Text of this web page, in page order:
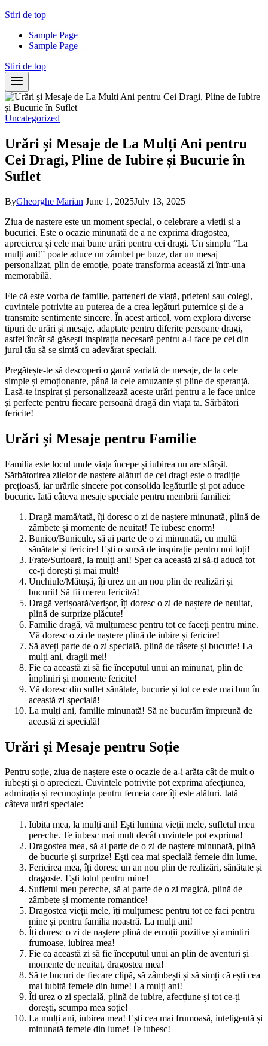
Skip
content
Stiri de top
Sample Page
Sample Page
Stiri de top
Uncategorized
Urări și Mesaje de La Mulți Ani pentru
Cei Dragi, Pline de Iubire și Bucurie în
Suflet
ByGheorghe Marian June 1, 2025July 13, 2025
Ziua de naștere este un moment special, o celebrare a vieții și a
bucuriei. Este o ocazie minunată de a ne exprima dragostea,
aprecierea și cele mai bune urări pentru cei dragi. Un simplu “La
mulți ani!” poate aduce un zâmbet pe buze, dar un mesaj
personalizat, plin de emoție, poate transforma această zi într-una
memorabilă.
Fie că este vorba de familie, parteneri de viață, prieteni sau colegi,
cuvintele potrivite au puterea de a crea legături puternice și de a
transmite sentimente sincere. În acest articol, vom explora diverse
tipuri de urări și mesaje, adaptate pentru diferite persoane dragi,
astfel încât să găsești inspirația necesară pentru a-i face pe cei din
jurul tău să se simtă cu adevărat speciali.
Pregătește-te să descoperi o gamă variată de mesaje, de la cele
simple și emoționante, până la cele amuzante și pline de speranță.
Lasă-te inspirat și personalizează aceste urări pentru a le face unice
și perfecte pentru fiecare persoană dragă din viața ta. Sărbători
fericite!
Urări și Mesaje pentru Familie
Familia este locul unde viața începe și iubirea nu are sfârșit.
Sărbătorirea zilelor de naștere alături de cei dragi este o tradiție
prețioasă, iar urările sincere pot consolida legăturile și pot aduce
bucurie. Iată câteva mesaje speciale pentru membrii familiei:
Dragă mamă/tată, îți doresc o zi de naștere minunată, plină de
zâmbete și momente de neuitat! Te iubesc enorm!
Bunico/Bunicule, să ai parte de o zi minunată, cu multă
sănătate și fericire! Ești o sursă de inspirație pentru noi toți!
Frate/Surioară, la mulți ani! Sper ca această zi să-ți aducă tot
ce-ți dorești și mai mult!
Unchiule/Mătușă, îți urez un an nou plin de realizări și
bucurii! Să fii mereu fericit/ă!
Dragă verișoară/verișor, îți doresc o zi de naștere de neuitat,
plină de surprize plăcute!
Familie dragă, vă mulțumesc pentru tot ce faceți pentru mine.
Vă doresc o zi de naștere plină de iubire și fericire!
Să aveți parte de o zi specială, plină de râsete și bucurie! La
mulți ani, dragii mei!
Fie ca această zi să fie începutul unui an minunat, plin de
împliniri și momente fericite!
Vă doresc din suflet sănătate, bucurie și tot ce este mai bun în
această zi specială!
La mulți ani, familie minunată! Să ne bucurăm împreună de
această zi specială!
Urări și Mesaje pentru Soție
Pentru soție, ziua de naștere este o ocazie de a-i arăta cât de mult o
iubești și o apreciezi. Cuvintele potrivite pot exprima afecțiunea,
admirația și recunoștința pentru femeia care îți este alături. Iată
câteva urări speciale:
Iubita mea, la mulți ani! Ești lumina vieții mele, sufletul meu
pereche. Te iubesc mai mult decât cuvintele pot exprima!
Dragostea mea, să ai parte de o zi de naștere minunată, plină
de bucurie și surprize! Ești cea mai specială femeie din lume.
Fericirea mea, îți doresc un an nou plin de realizări, sănătate și
dragoste. Ești totul pentru mine!
Sufletul meu pereche, să ai parte de o zi magică, plină de
zâmbete și momente romantice!
Dragostea vieții mele, îți mulțumesc pentru tot ce faci pentru
mine și pentru familia noastră. La mulți ani!
Îți doresc o zi de naștere plină de emoții pozitive și amintiri
frumoase, iubirea mea!
Fie ca această zi să fie începutul unui an plin de aventuri și
momente de neuitat, dragostea mea!
Să te bucuri de fiecare clipă, să zâmbești și să simți că ești cea
mai iubită femeie din lume! La mulți ani!
Îți urez o zi specială, plină de iubire, afecțiune și tot ce-ți
dorești, scumpa mea soție!
La mulți ani, iubirea mea! Ești cea mai frumoasă, inteligentă și
minunată femeie din lume! Te iubesc!